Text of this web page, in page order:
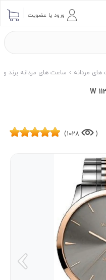
ورود یا عضویت
مردانه ساعت های مردانه برند
(
1028)